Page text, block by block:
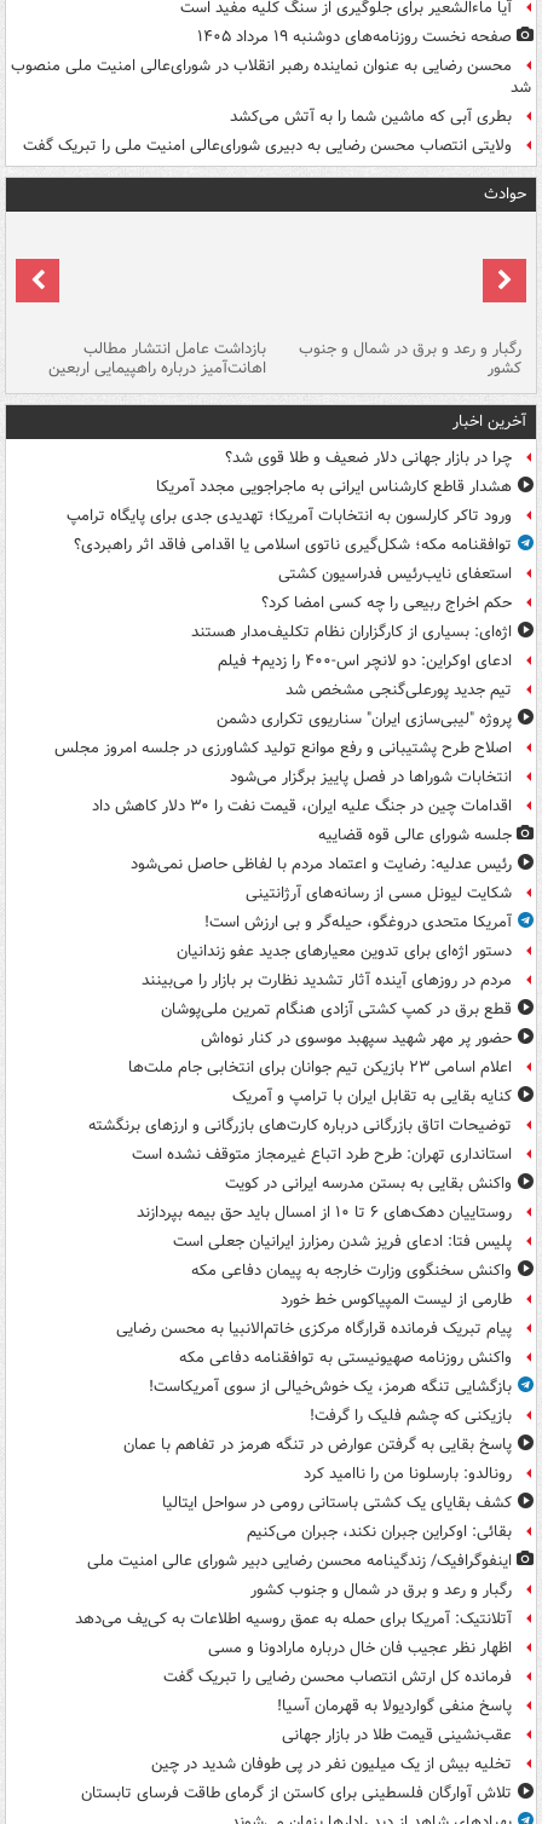
آیا ماءالشعیر برای جلوگیری از سنگ کلیه مفید است
صفحه نخست روزنامه‌های دوشنبه ۱۹ مرداد ۱۴۰۵
محسن رضایی به عنوان نماینده رهبر انقلاب در شورای‌عالی امنیت ملی منصوب
شد
بطری آبی که ماشین شما را به آتش می‌کشد
ولایتی انتصاب محسن رضایی به دبیری شورای‌عالی امنیت ملی را تبریک گفت
حوادث
رگبار و رعد و برق در شمال و جنوب
کشور
بازداشت عامل انتشار مطالب
اهانت‌آمیز درباره راهپیمایی اربعین
آخرین اخبار
چرا در بازار جهانی دلار ضعیف و طلا قوی شد؟
هشدار قاطع کارشناس ایرانی به ماجراجویی مجدد آمریکا
ورود تاکر کارلسون به انتخابات آمریکا؛ تهدیدی جدی برای پایگاه ترامپ
توافقنامه مکه؛ شکل‌گیری ناتوی اسلامی یا اقدامی فاقد اثر راهبردی؟
استعفای نایب‌رئیس فدراسیون کشتی
حکم اخراج ربیعی را چه کسی امضا کرد؟
اژه‌ای: بسیاری از کارگزاران نظام تکلیف‌مدار هستند
ادعای اوکراین: دو لانچر اس-۴۰۰ را زدیم+ فیلم
تیم جدید پورعلی‌گنجی مشخص شد
پروژه "لیبی‌سازی ایران" سناریوی تکراری دشمن
اصلاح طرح پشتیبانی و رفع موانع تولید کشاورزی در جلسه امروز مجلس
انتخابات شوراها در فصل پاییز برگزار می‌شود
اقدامات چین در جنگ علیه ایران، قیمت نفت را ۳۰ دلار کاهش داد
جلسه شورای عالی قوه قضاییه
رئیس عدلیه: رضایت و اعتماد مردم با لفاظی حاصل نمی‌شود
شکایت لیونل مسی از رسانه‌های آرژانتینی
آمریکا متحدی دروغگو، حیله‌گر و بی ارزش است!
دستور اژه‌ای برای تدوین معیارهای جدید عفو زندانیان
مردم در روزهای آینده آثار تشدید نظارت بر بازار را می‌بینند
قطع برق در کمپ کشتی آزادی هنگام تمرین ملی‌پوشان
حضور پر مهر شهید سپهبد موسوی در کنار نوه‌اش
اعلام اسامی ۲۳ بازیکن تیم جوانان برای انتخابی جام ملت‌ها
کنایه بقایی به تقابل ایران با ترامپ و آمریک
توضیحات اتاق بازرگانی درباره کارت‌های بازرگانی و ارزهای برنگشته
استانداری تهران: طرح طرد اتباع غیرمجاز متوقف نشده است
واکنش بقایی به بستن مدرسه ایرانی در کویت
روستاییان دهک‌های ۶ تا ۱۰ از امسال باید حق بیمه بپردازند
پلیس فتا: ادعای فریز شدن رمزارز ایرانیان جعلی است
واکنش سخنگوی وزارت خارجه به پیمان دفاعی مکه
طارمی از لیست المپیاکوس خط خورد
پیام تبریک فرمانده قرارگاه مرکزی خاتم‌الانبیا به محسن رضایی
واکنش روزنامه صهیونیستی به توافقنامه دفاعی مکه
بازگشایی تنگه هرمز، یک خوش‌خیالی از سوی آمریکاست!
بازیکنی که چشم فلیک را گرفت!
پاسخ بقایی به گرفتن عوارض در تنگه هرمز در تفاهم با عمان
رونالدو: بارسلونا من را ناامید کرد
کشف بقایای یک کشتی باستانی رومی در سواحل ایتالیا
بقائی: اوکراین جبران نکند، جبران می‌کنیم
اینفوگرافیک/ زندگینامه محسن رضایی دبیر شورای عالی امنیت‌ ملی
رگبار و رعد و برق در شمال و جنوب کشور
آتلانتیک: آمریکا برای حمله به عمق روسیه اطلاعات به کی‌یف می‌دهد
اظهار نظر عجیب فان خال درباره مارادونا و مسی
فرمانده کل ارتش انتصاب محسن رضایی را تبریک گفت
پاسخ منفی گواردیولا به قهرمان آسیا!
عقب‌نشینی قیمت طلا در بازار جهانی
تخلیه بیش از یک میلیون نفر در پی طوفان شدید در چین
تلاش آوارگان فلسطینی برای کاستن از گرمای طاقت فرسای تابستان